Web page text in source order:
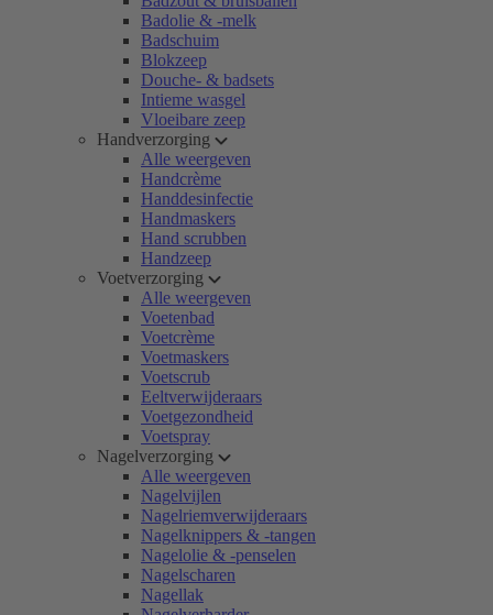
Badolie & -melk
Badschuim
Blokzeep
Douche- & badsets
Intieme wasgel
Vloeibare zeep
Handverzorging
Alle weergeven
Handcrème
Handdesinfectie
Handmaskers
Hand scrubben
Handzeep
Voetverzorging
Alle weergeven
Voetenbad
Voetcrème
Voetmaskers
Voetscrub
Eeltverwijderaars
Voetgezondheid
Voetspray
Nagelverzorging
Alle weergeven
Nagelvijlen
Nagelriemverwijderaars
Nagelknippers & -tangen
Nagelolie & -penselen
Nagelscharen
Nagellak